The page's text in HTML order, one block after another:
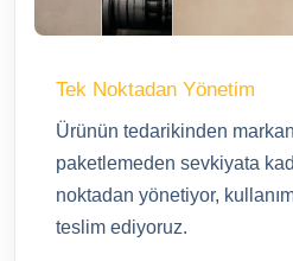
Tek Noktadan Yönetim
Ürünün tedarikinden
paketlemeden sevkiyata
noktadan yönetiyor,
teslim ediyoruz.